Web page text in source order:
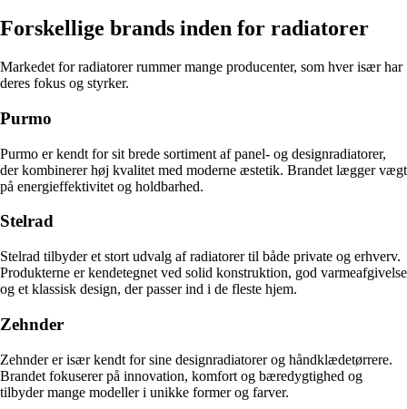
Forskellige brands inden for radiatorer
Markedet for radiatorer rummer mange producenter, som hver især har
deres fokus og styrker.
Purmo
Purmo er kendt for sit brede sortiment af panel- og designradiatorer,
der kombinerer høj kvalitet med moderne æstetik. Brandet lægger vægt
på energieffektivitet og holdbarhed.
Stelrad
Stelrad tilbyder et stort udvalg af radiatorer til både private og erhverv.
Produkterne er kendetegnet ved solid konstruktion, god varmeafgivelse
og et klassisk design, der passer ind i de fleste hjem.
Zehnder
Zehnder er især kendt for sine designradiatorer og håndklædetørrere.
Brandet fokuserer på innovation, komfort og bæredygtighed og
tilbyder mange modeller i unikke former og farver.